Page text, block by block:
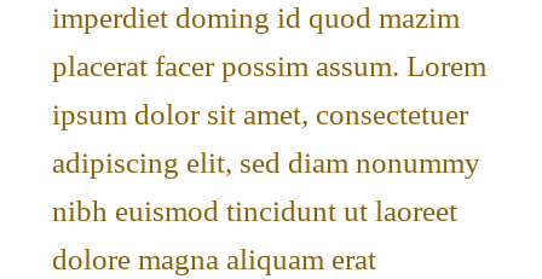
imperdiet doming id quod mazim
placerat facer possim assum. Lorem
ipsum dolor sit amet, consectetuer
adipiscing elit, sed diam nonummy
nibh euismod tincidunt ut laoreet
dolore magna aliquam erat